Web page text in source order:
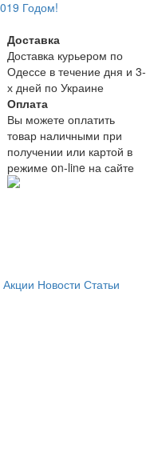
Доставка
Доставка курьером по
Одессе в течение дня и 3-
х дней по Украине
Оплата
Вы можете оплатить
товар наличными при
получении или картой в
режиме on-line на сайте
Акции Новости Статьи